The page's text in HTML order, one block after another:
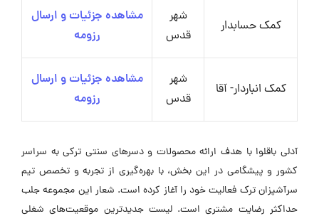
کمک حسابدار
شهر
قدس
مشاهده جزئیات و ارسال
رزومه
کمک انباردار- آقا
شهر
قدس
مشاهده جزئیات و ارسال
رزومه
آدلی باقلوا با هدف ارائه محصولات و دسرهای سنتی ترکی به سراسر
کشور و پیشگامی در این بخش، با بهره‌گیری از تجربه و تخصص تیم
سرآشپزان ترک فعالیت خود را آغاز کرده است. شعار این مجموعه جلب
حداکثر رضایت مشتری است. لیست جدیدترین موقعیت‌های شغلی